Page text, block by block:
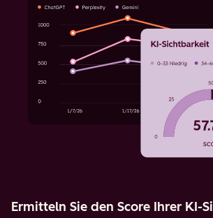
Ermitteln Sie den Score Ihrer KI-